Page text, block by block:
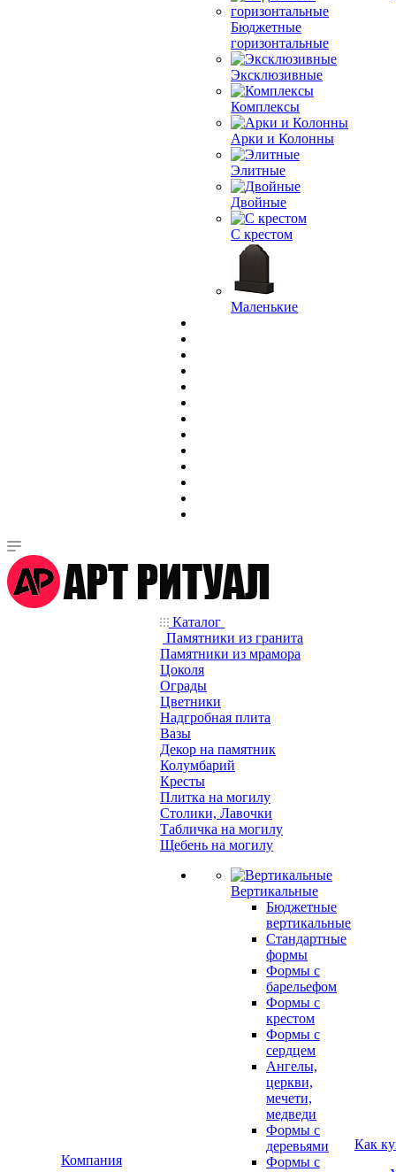
Бюджетные
горизонтальные
Эксклюзивные
Комплексы
Арки и Колонны
Элитные
Двойные
С крестом
Маленькие
Компания
Каталог
Памятники из гранита
Памятники из мрамора
Цоколя
Ограды
Цветники
Надгробная плита
Вазы
Декор на памятник
Колумбарий
Кресты
Плитка на могилу
Столики, Лавочки
Табличка на могилу
Щебень на могилу
Вертикальные
Бюджетные
вертикальные
Стандартные
формы
Формы с
барельефом
Формы с
крестом
Формы с
сердцем
Ангелы,
церкви,
мечети,
медведи
Формы с
деревьями
Формы с
Как